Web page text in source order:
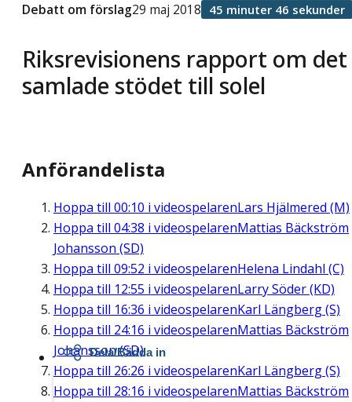
Riksrevisionens rapport om det
samlade stödet till solel
Debatt om förslag29 maj 2018 45 minuter 46 sekunder
Anförandelista
Hoppa till 00:10 i videospelarenLars Hjälmered (M)
Hoppa till 04:38 i videospelarenMattias Bäckström
Johansson (SD)
Hoppa till 09:52 i videospelarenHelena Lindahl (C)
Hoppa till 12:55 i videospelarenLarry Söder (KD)
Hoppa till 16:36 i videospelarenKarl Längberg (S)
Hoppa till 24:16 i videospelarenMattias Bäckström
Johansson (SD)
Hoppa till 26:26 i videospelarenKarl Längberg (S)
Hoppa till 28:16 i videospelarenMattias Bäckström
Dela/Bädda in